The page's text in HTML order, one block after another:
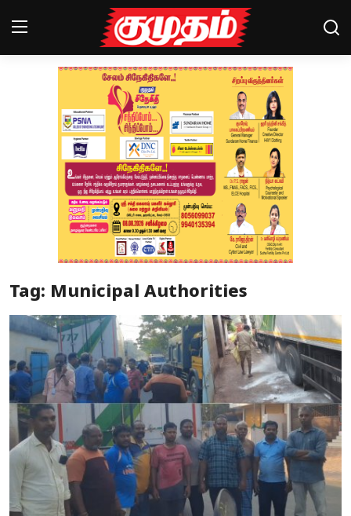
Magazines
Special Story
Business
Crime
Tamilnadu
National
Tag: Municipal Authorities